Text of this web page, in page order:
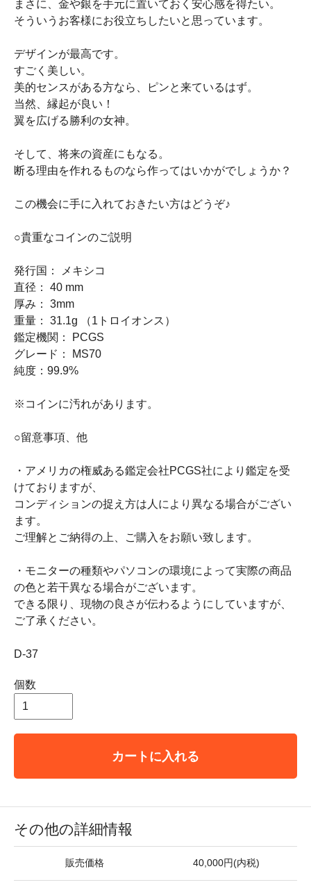
まさに、金や銀を手元に置いておく安心感を得たい。
そういうお客様にお役立ちしたいと思っています。
デザインが最高です。
すごく美しい。
美的センスがある方なら、ピンと来ているはず。
当然、縁起が良い！
翼を広げる勝利の女神。
そして、将来の資産にもなる。
断る理由を作れるものなら作ってはいかがでしょうか？
この機会に手に入れておきたい方はどうぞ♪
○貴重なコインのご説明
発行国： メキシコ
直径： 40 mm
厚み： 3mm
重量： 31.1g （1トロイオンス）
鑑定機関： PCGS
グレード： MS70
純度：99.9%
※コインに汚れがあります。
○留意事項、他
・アメリカの権威ある鑑定会社PCGS社により鑑定を受
けておりますが、
コンディションの捉え方は人により異なる場合がござい
ます。
ご理解とご納得の上、ご購入をお願い致します。
・モニターの種類やパソコンの環境によって実際の商品
の色と若干異なる場合がございます。
できる限り、現物の良さが伝わるようにしていますが、
ご了承ください。
D-37
個数
カートに入れる
その他の詳細情報
販売価格 40,000円(内税)